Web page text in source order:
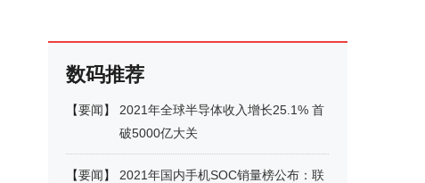
数码推荐
【要闻】
2021年全球半导体收入增长25.1% 首
破5000亿大关
【要闻】
2021年国内手机SOC销量榜公布：联